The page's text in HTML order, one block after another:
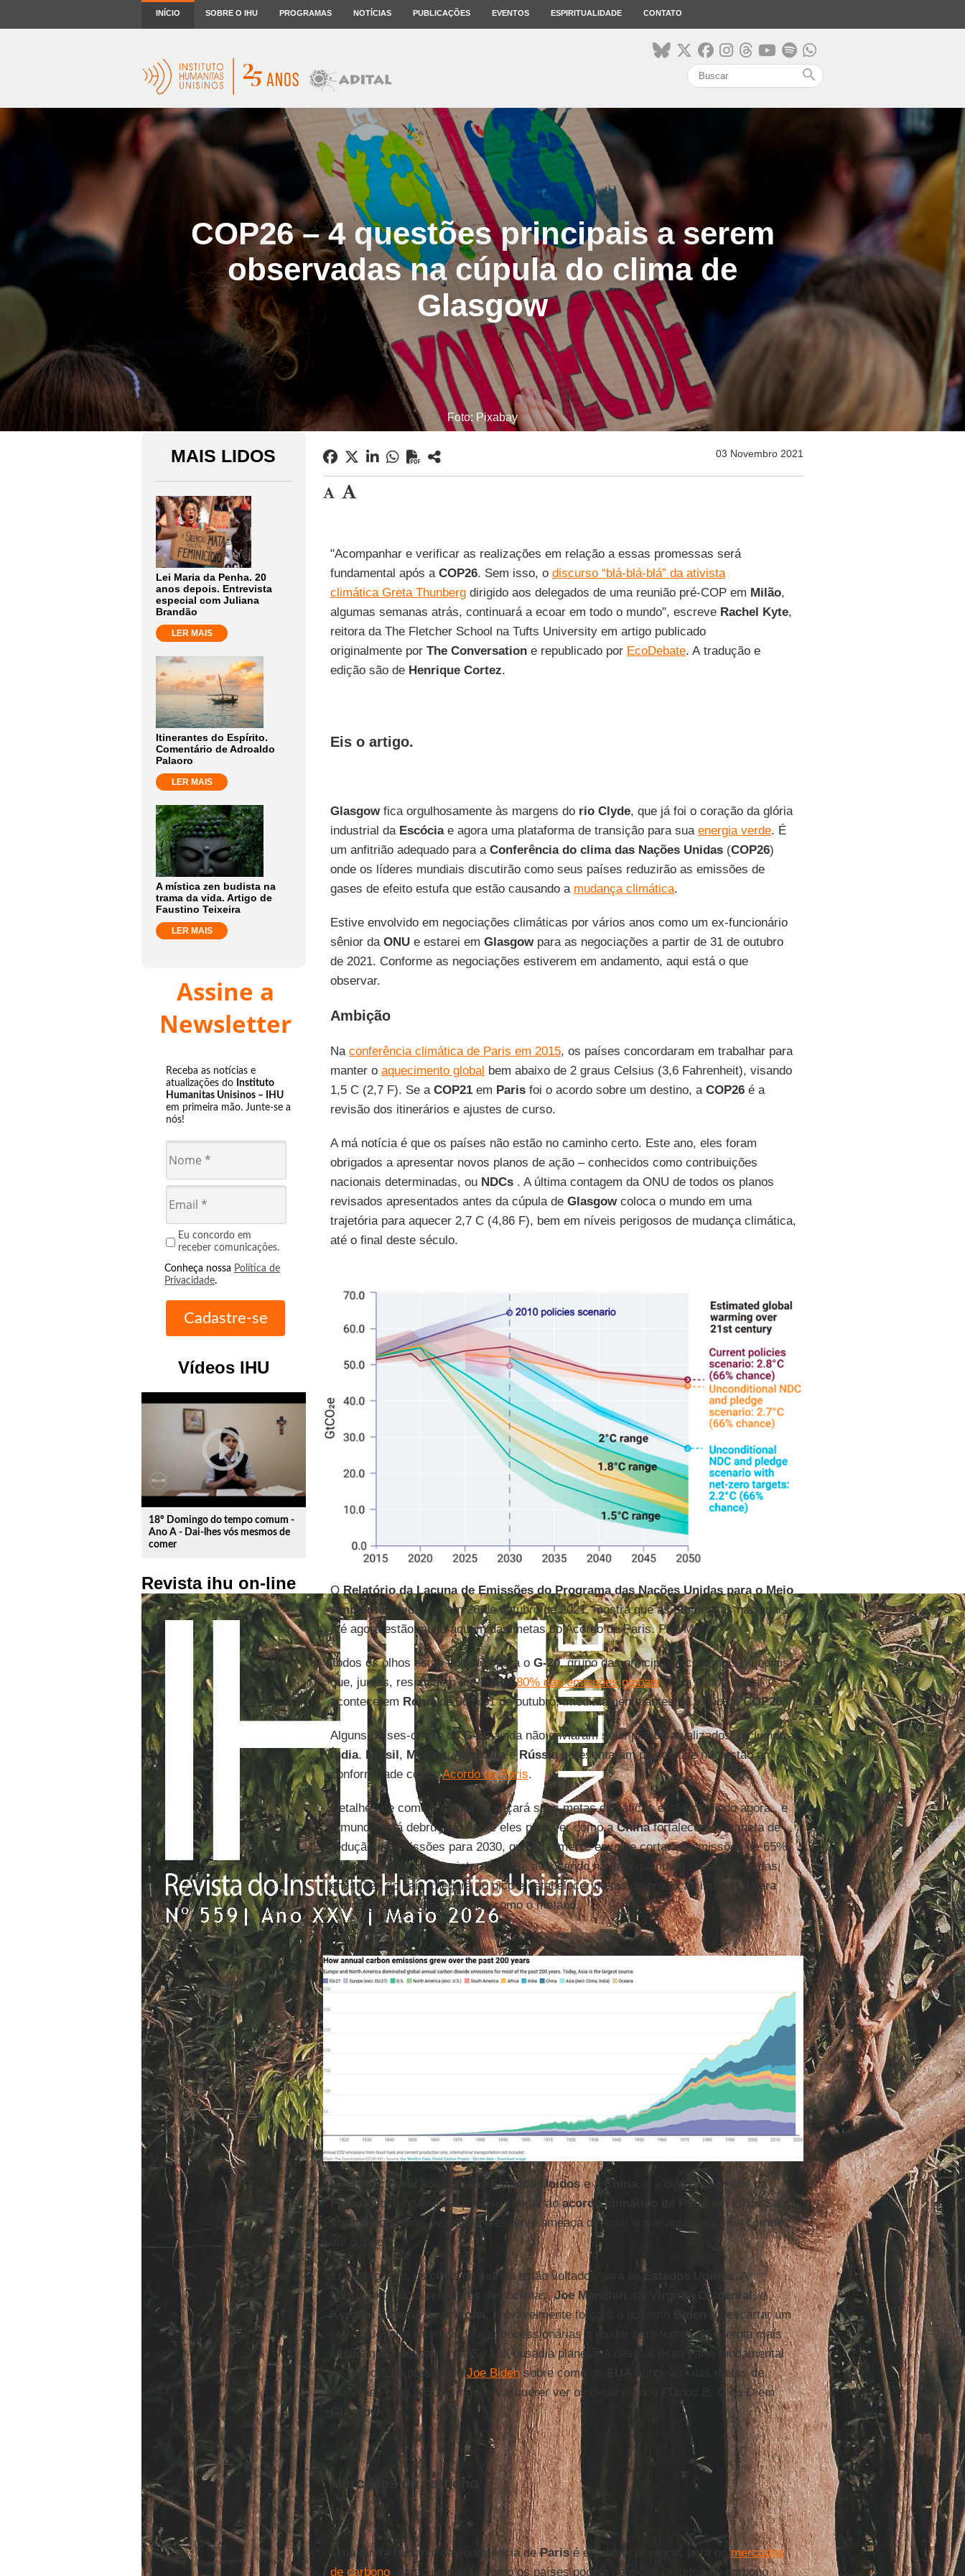
INÍCIO SOBRE O IHU PROGRAMAS NOTÍCIAS PUBLICAÇÕES EVENTOS ESPIRITUALIDADE CONTATO
search
COP26 – 4 questões principais a serem
observadas na cúpula do clima de
Glasgow
Foto: Pixabay
MAIS LIDOS
Lei Maria da Penha. 20
anos depois. Entrevista
especial com Juliana
Brandão
LER MAIS
Itinerantes do Espírito.
Comentário de Adroaldo
Palaoro
LER MAIS
A mística zen budista na
trama da vida. Artigo de
Faustino Teixeira
LER MAIS
Assine a
Newsletter
Receba as notícias e
atualizações do Instituto
Humanitas Unisinos – IHU
em primeira mão. Junte-se a
nós!
Eu concordo em
receber comunicações.
Conheça nossa Política de
Privacidade.
Vídeos IHU
play_circle_outline
18º Domingo do tempo comum -
Ano A - Dai-lhes vós mesmos de
comer
Revista ihu on-line
03 Novembro 2021
"Acompanhar e verificar as realizações em relação a essas promessas será
fundamental após a COP26. Sem isso, o discurso “blá-blá-blá” da ativista
climática Greta Thunbergdirigido aos delegados de uma reunião pré-COP em Milão,
algumas semanas atrás, continuará a ecoar em todo o mundo", escreve Rachel Kyte,
reitora da The Fletcher School na Tufts University em artigo publicado
originalmente por The Conversatione republicado por EcoDebate. A tradução e
edição são de Henrique Cortez.
Eis o artigo.
Glasgowfica orgulhosamente às margens do rio Clyde, que já foi o coração da glória
industrial da Escóciae agora uma plataforma de transição para sua energia verde. É
um anfitrião adequado para a Conferência do clima das Nações Unidas(COP26)
onde os líderes mundiais discutirão como seus países reduzirão as emissões de
gases de efeito estufa que estão causando a mudança climática.
Estive envolvido em negociações climáticas por vários anos como um ex-funcionário
sênior da ONUe estarei em Glasgowpara as negociações a partir de 31 de outubro
de 2021. Conforme as negociações estiverem em andamento, aqui está o que
observar.
Ambição
Na conferência climática de Paris em 2015, os países concordaram em trabalhar para
manter o aquecimento global bem abaixo de 2 graus Celsius (3,6 Fahrenheit), visando
1,5 C (2,7 F). Se a COP21em Parisfoi o acordo sobre um destino, a COP26é a
revisão dos itinerários e ajustes de curso.
A má notícia é que os países não estão no caminho certo. Este ano, eles foram
obrigados a apresentar novos planos de ação – conhecidos como contribuições
nacionais determinadas, ou NDCs. A última contagem da ONU de todos os planos
revisados ​​apresentados antes da cúpula de Glasgowcoloca o mundo em uma
trajetória para aquecer 2,7 C (4,86 F), bem em níveis perigosos de mudança climática,
até o final deste século.
O Relatório da Lacuna de Emissões do Programa das Nações Unidas para o Meio
Ambiente, divulgado em 26 de outubro de 2021, mostra que as promessas nacionais
até agora estão muito aquém das metas do Acordo de Paris. PNUMA
Todos os olhos estão voltados para o G-20, grupo das principais economias mundiais
que, juntas, respondem por quase80% das emissões globais. Sua cúpula anual
acontece em Romade 30 a 31 de outubro, imediatamente antes do início daCOP26.
Alguns países-chave doG-20ainda não enviaram seus planos atualizados, incluindo a
Índia. Brasil, México,AustráliaeRússiaapresentaram planos que não estão em
conformidade com oAcordo de Paris.
Detalhes de como a China
alcançará suas metas climáticas estão surgindo agora , e
o mundo está debruçado sobre eles para ver como aChinafortalecerá sua meta de
redução de emissões para 2030, que atualmente envolve cortar as emissões de 65%
por unidade do produto interno bruto, avançando na data quando o crescimento das
emissões do país chegará ao pico e estabelecer metas de produção industrial para
outros gases de efeito estufa, como o metano.
Uma dança delicada entre os Estados Unidose a China
, e a diplomacia hábil da
França
, foi fundamental para se chegar aoacordo climático de Paris
em 2015. Seis
anos depois, uma rivalidade crescente ameaça diminuir o que antes era uma corrida
até o topo.
Enquanto isso, os olhos do mundo estão voltados para osEstados Unidos. A
oposição de dois senadores democratas,Joe Manchin Virgínia Ocidental, e
Kyrsten Sinemado Arizona , provavelmente forçará o governo Biden
a descartar um
plano que teria incentivado as concessionárias a mudar para fontes de energia mais
limpas mais rapidamente. Se sua ousadia planetária destruir essa parte fundamental
do Plano A do presidenteJoe Bidensobre como os
atingirão suas metas de
emissões para 2030, o mundo vai querer ver os detalhes dos Planos B, C ou D em
Glasgow
Mercados de carbono
Uma tarefa restante da conferência deParisé estabelecer regras para osmercados
de carbono, particularmente como os países podem negociar créditos de carbono